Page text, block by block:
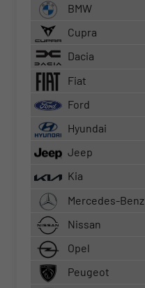
BMW
Cupra
Dacia
Fiat
Ford
Hyundai
Jeep
Kia
Mercedes-Benz
Nissan
Opel
Peugeot